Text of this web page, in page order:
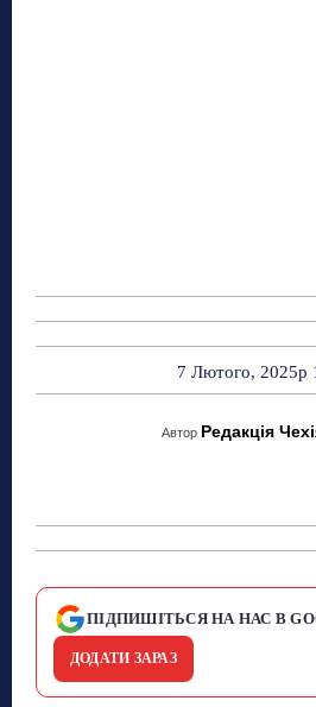
7 Лютого, 2025р
Автор Редакція
ПІДПИШІТЬСЯ НА НАС В
ДОДАТИ ЗАРАЗ